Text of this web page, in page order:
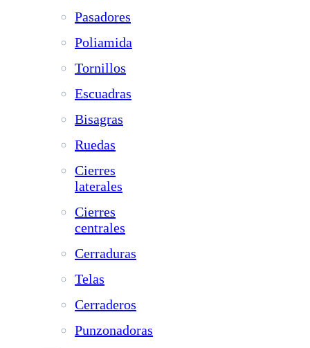
Pasadores
Poliamida
Tornillos
Escuadras
Bisagras
Ruedas
Cierres
laterales
Cierres
centrales
Cerraduras
Telas
Cerraderos
Punzonadoras